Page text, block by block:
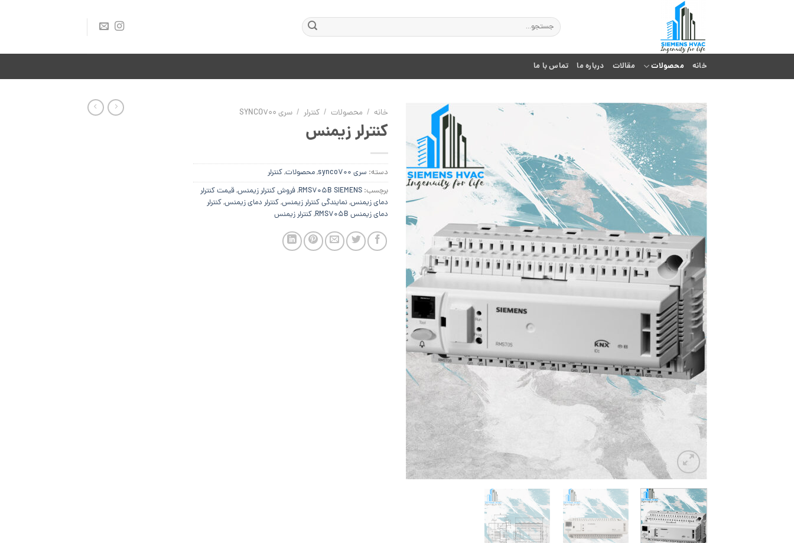
جستجو
برای:
خانه محصولات مقالات درباره ما تماس با ما
افزودن
به
علاقه
مندی
خانه / محصولات / کنترلر / سری SYNCO700
کنترلر زیمنس
دسته: سری synco700 ,محصولات,کنترلر
برچسب: RMS705B SIEMENS
,فروش کنترلر زیمنس,قیمت کنترلر
دمای زیمنس,نمایندگی کنترلر زیمنس,کنترلر دمای زیمنس,کنترلر
دمای زیمنس RMS705B
,کنترلر زیمنس